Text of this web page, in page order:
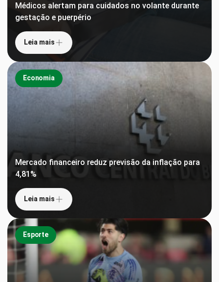
Médicos alertam para cuidados no volante durante
gestação e puerpério
Leia mais
Economia
Mercado financeiro reduz previsão da inflação para
4,81%
Leia mais
Esporte